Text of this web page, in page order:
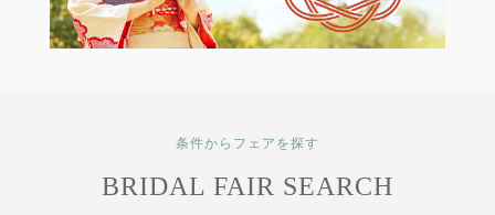
条件からフェアを探す
BRIDAL FAIR SEARCH